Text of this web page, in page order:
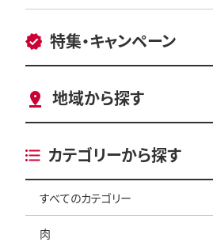
特集・キャンペーン
地域から探す
カテゴリーから探す
すべてのカテゴリー
肉